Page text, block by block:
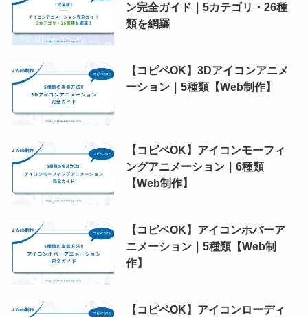
ン完全ガイド｜5カテゴリ・26種
類を網羅
【コピペOK】3Dアイコンアニメ
ーション｜5種類【Web制作】
【コピペOK】アイコンモーフィ
ングアニメーション｜6種類
【Web制作】
【コピペOK】アイコンホバーア
ニメーション｜5種類【Web制
作】
【コピペOK】アイコンローディ